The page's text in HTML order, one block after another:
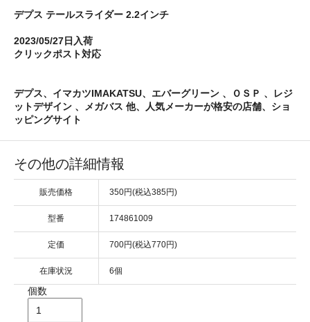
デプス テールスライダー 2.2インチ
2023/05/27日入荷
クリックポスト対応
デプス、イマカツIMAKATSU、エバーグリーン 、ＯＳＰ 、レジ
ットデザイン 、メガバス 他、人気メーカーが格安の店舗、ショ
ッピングサイト
その他の詳細情報
販売価格 350円(税込385円)
型番 174861009
定価 700円(税込770円)
在庫状況 6個
個数